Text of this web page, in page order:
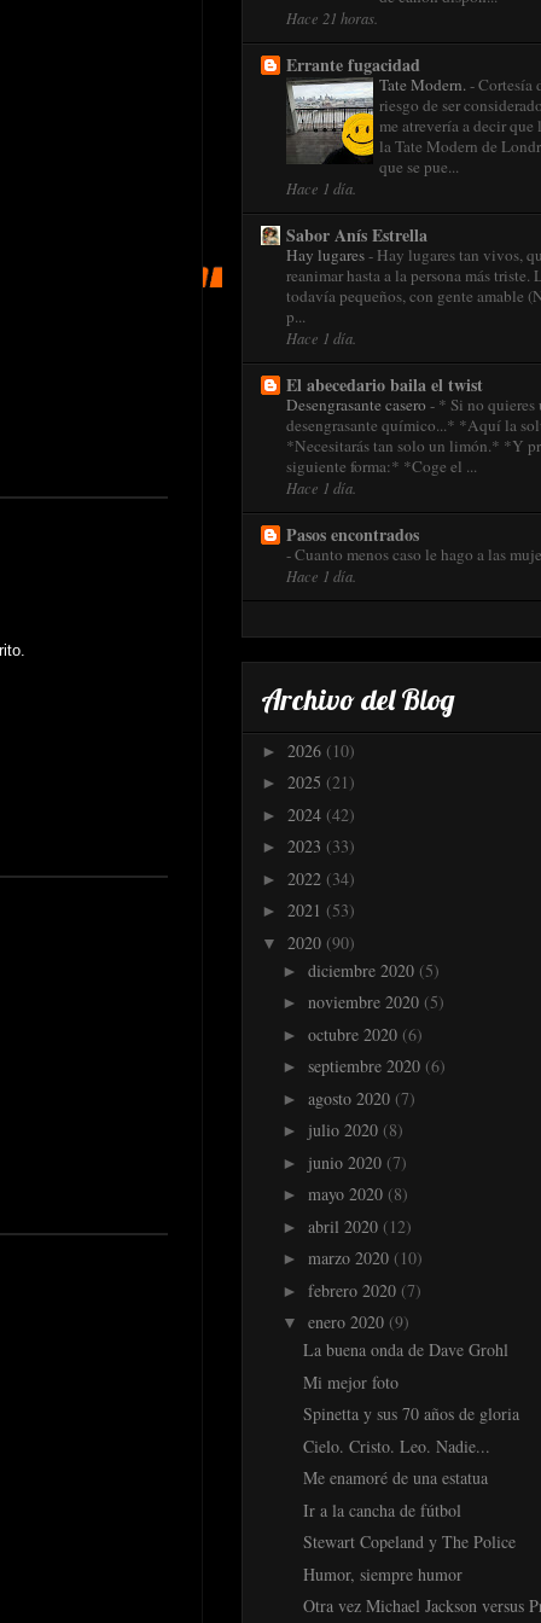
Hace 21 horas.
Errante fugacidad
Tate Modern.-Cortesía
riesgo de ser
me atrevería a decir
la Tate Modern de
que se pue...
Hace 1 día.
Sabor Anís Estrella
Hay lugares- Hay lugares tan vivos,
reanimar hasta a la persona más triste.
todavía pequeños, con gente amable
p...
Hace 1 día.
El abecedario baila el twist
Desengrasante casero - * Si no
desengrasante químico...* *Aquí la
*Necesitarás tan solo un limón.* *Y
siguiente forma:* *Coge el ...
Hace 1 día.
Pasos encontrados
-Cuanto menos caso le hago a las
Hace 1 día.
Archivo del Blog
► 2026 (10)
► 2025 (21)
► 2024 (42)
► 2023 (33)
► 2022 (34)
► 2021 (53)
▼ 2020 (90)
► diciembre 2020 (5)
► noviembre 2020 (5)
► octubre 2020 (6)
► septiembre 2020 (6)
► agosto 2020 (7)
► julio 2020 (8)
► junio 2020 (7)
► mayo 2020 (8)
► abril 2020 (12)
► marzo 2020 (10)
► febrero 2020 (7)
▼ enero 2020 (9)
La buena onda de Dave Grohl
Mi mejor foto
Spinetta y sus 70 años de gloria
Cielo. Cristo. Leo. Nadie...
Me enamoré de una estatua
Ir a la cancha de fútbol
Stewart Copeland y The Police
Humor, siempre humor
Otra vez Michael Jackson versus